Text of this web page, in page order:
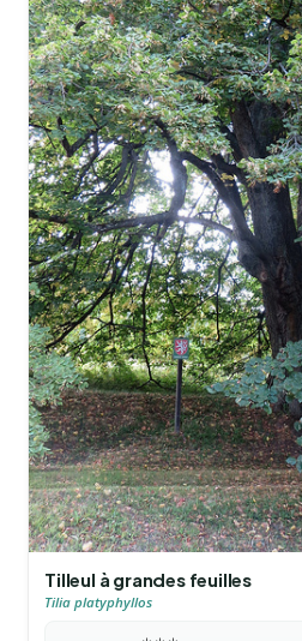
Tilleul à grandes feuilles
Tilia platyphyllos